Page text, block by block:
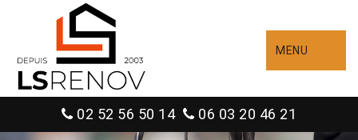
MENU
02 52 56 50 14 06 03 20 46 21